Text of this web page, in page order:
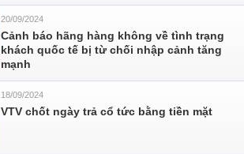
20/09/2024
Cảnh báo hãng hàng không về tình trạng
khách quốc tế bị từ chối nhập cảnh tăng
mạnh
18/09/2024
VTV chốt ngày trả cổ tức bằng tiền mặt